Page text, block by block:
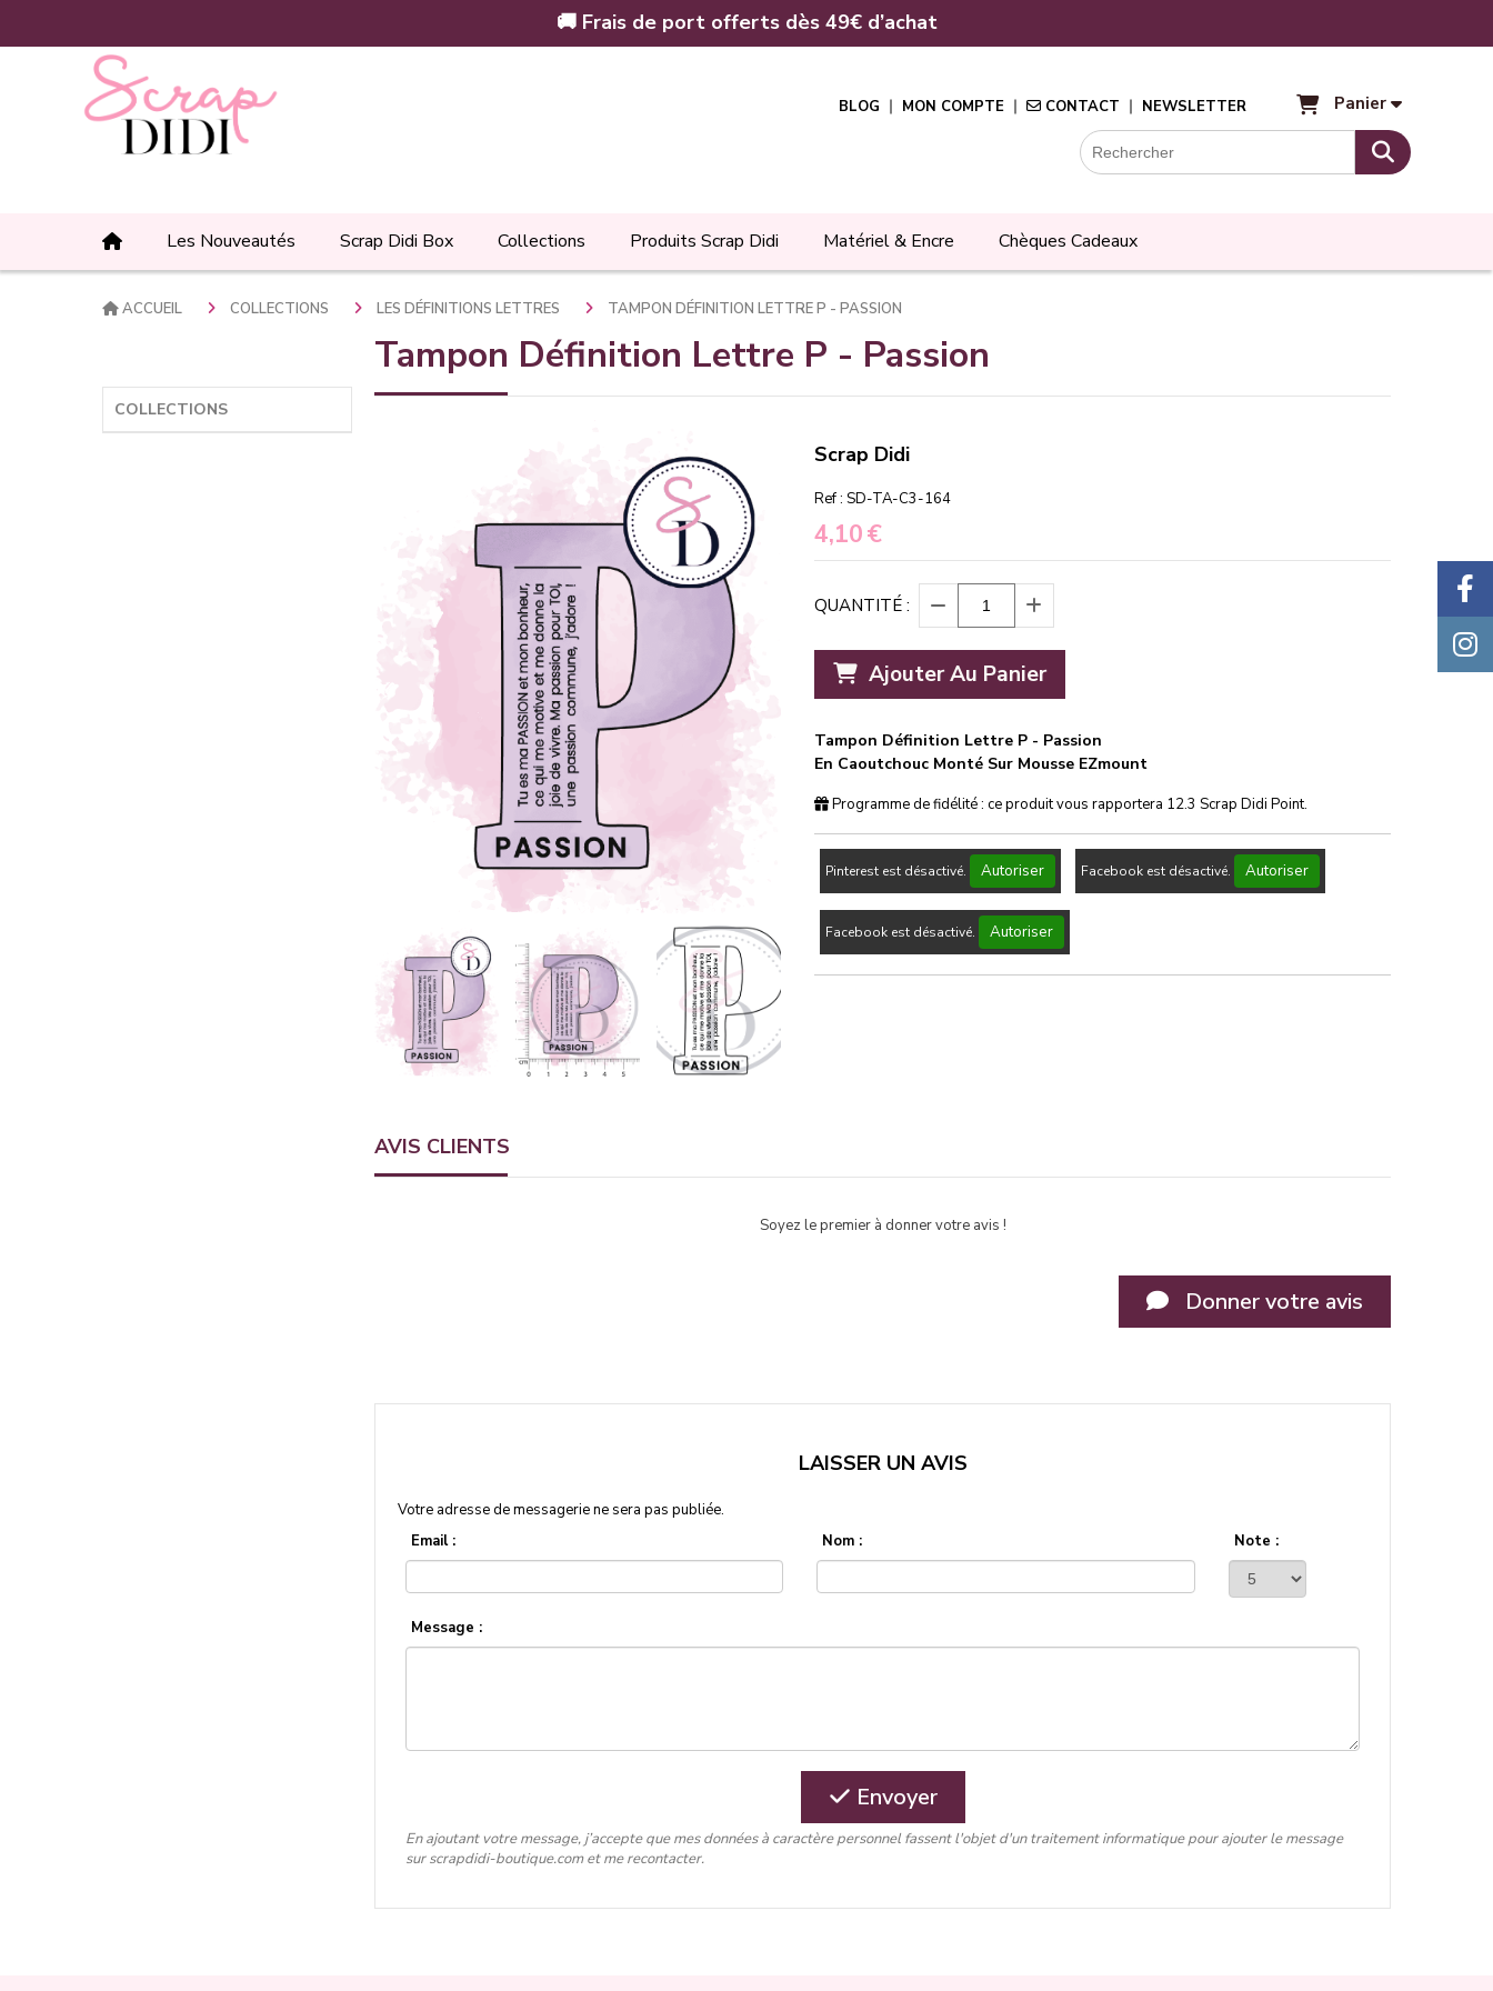
🚚 Frais de port offerts dès 49€ d’achat
BLOG MON COMPTE CONTACT NEWSLETTER Panier
Les Nouveautés Scrap Didi Box Collections Produits Scrap Didi Matériel & Encre Chèques Cadeaux
COLLECTIONS
ACCUEIL COLLECTIONS LES DÉFINITIONS LETTRES TAMPON DÉFINITION LETTRE P - PASSION
Tampon Définition Lettre P - Passion
Scrap Didi
Ref : SD-TA-C3-164
4,10€
QUANTITÉ :
Ajouter Au Panier
Tampon Définition Lettre P - Passion
En Caoutchouc Monté Sur Mousse EZmount
Programme de fidélité : ce produit vous rapportera 12.3 Scrap Didi Point.
Pinterest est désactivé. Autoriser Facebook est désactivé. Autoriser
Facebook est désactivé. Autoriser
AVIS CLIENTS
Soyez le premier à donner votre avis !
Donner votre avis
LAISSER UN AVIS
Votre adresse de messagerie ne sera pas publiée.
Email :
Nom : Note :
Message :
Envoyer
En ajoutant votre message, j’accepte que mes données à caractère personnel fassent l'objet d'un traitement informatique pour ajouter le message
sur scrapdidi-boutique.com et me recontacter.